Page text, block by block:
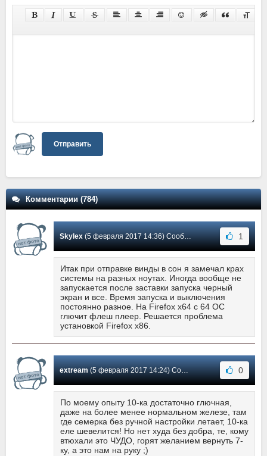
Отправить
Комментарии (784)
Skylex(5 февраля 2017 14:36) Сообщение #6 1
Итак при отправке винды в сон я замечал крах
системы на разных ноутах. Иногда вообще не
запускается после заставки запуска черный
экран и все. Время запуска и выключения
постоянно разное. На Firefox x64 с 64 ОС
глючит флеш плеер. Решается проблема
установкой Firefox x86.
extream(5 февраля 2017 14:24) Сообщение #5 0
По моему опыту 10-ка достаточно глючная,
даже на более менее нормальном железе, там
где семерка без ручной настройки летает, 10-ка
еле шевелится! Но нет худа без добра, те, кому
втюхали это ЧУДО, горят желанием вернуть 7-
ку, а это нам на руку ;)